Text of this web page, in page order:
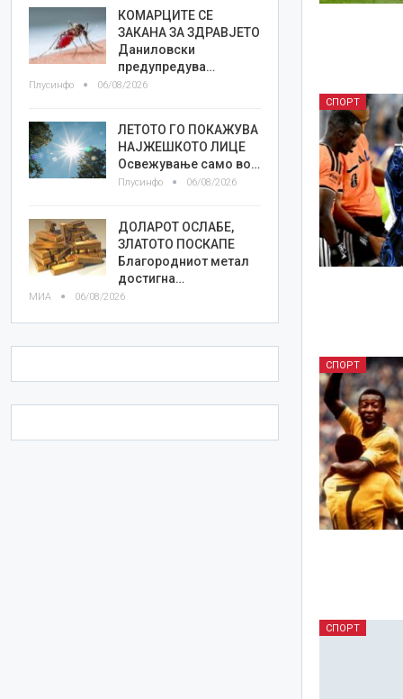
СПОРТ
СПОРТ
СПОРТ
КОМАРЦИТЕ СЕ
ЗАКАНА ЗА ЗДРАВЈЕТО
Даниловски
предупредува…
Плусинфо 06/08/2026
ЛЕТОТО ГО ПОКАЖУВА
НАЈЖЕШКОТО ЛИЦE
Освежување само во…
Плусинфо 06/08/2026
ДОЛАРОТ ОСЛАБЕ,
ЗЛАТОТО ПОСКАПЕ
Благородниот метал
достигна…
МИА 06/08/2026